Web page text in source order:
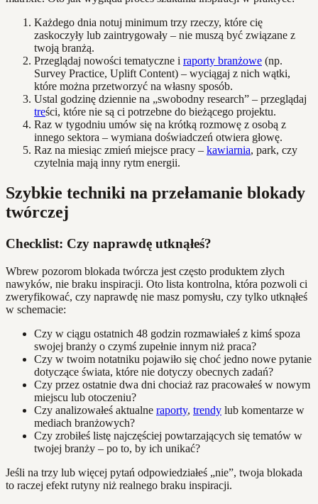
Każdego dnia notuj minimum trzy rzeczy, które cię
zaskoczyły lub zaintrygowały – nie muszą być związane z
twoją branżą.
Przeglądaj nowości tematyczne i raporty branżowe (np.
Survey Practice, Uplift Content) – wyciągaj z nich wątki,
które można przetworzyć na własny sposób.
Ustal godzinę dziennie na „swobodny research” – przeglądaj
treści, które nie są ci potrzebne do bieżącego projektu.
Raz w tygodniu umów się na krótką rozmowę z osobą z
innego sektora – wymiana doświadczeń otwiera głowę.
Raz na miesiąc zmień miejsce pracy – kawiarnia, park, czy
czytelnia mają inny rytm energii.
Szybkie techniki na przełamanie blokady
twórczej
Checklist: Czy naprawdę utknąłeś?
Wbrew pozorom blokada twórcza jest często produktem złych
nawyków, nie braku inspiracji. Oto lista kontrolna, która pozwoli ci
zweryfikować, czy naprawdę nie masz pomysłu, czy tylko utknąłeś
w schemacie:
Czy w ciągu ostatnich 48 godzin rozmawiałeś z kimś spoza
swojej branży o czymś zupełnie innym niż praca?
Czy w twoim notatniku pojawiło się choć jedno nowe pytanie
dotyczące świata, które nie dotyczy obecnych zadań?
Czy przez ostatnie dwa dni chociaż raz pracowałeś w nowym
miejscu lub otoczeniu?
Czy analizowałeś aktualne raporty, trendy lub komentarze w
mediach branżowych?
Czy zrobiłeś listę najczęściej powtarzających się tematów w
twojej branży – po to, by ich unikać?
Jeśli na trzy lub więcej pytań odpowiedziałeś „nie”, twoja blokada
to raczej efekt rutyny niż realnego braku inspiracji.